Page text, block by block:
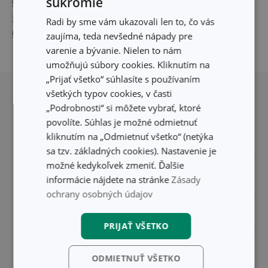
DELÍCIA (formát .pdf 2,7 MB)
639815 Kuchynská rukavice PRESTO (formát .pdf 2 MB)
Posunúť sa nahor
Pre zákazníkov
Zákaznícky servis TESCOMA
Všetko o nákupe
Doprava a spôsob platby
Spolupráca
Radi by sme vám ukazovali len to, čo vás
zaujíma, teda nevšedné nápady pre
varenie a bývanie. Nielen to nám
umožňujú súbory cookies. Kliknutím na
„Prijať všetko“ súhlasíte s používaním
všetkých typov cookies, v časti
„Podrobnosti“ si môžete vybrať, ktoré
povolíte. Súhlas je možné odmietnuť
kliknutím na „Odmietnuť všetko“ (netýka
sa tzv. základných cookies). Nastavenie je
možné kedykoľvek zmeniť. Ďalšie
informácie nájdete na stránkeZásady
ochrany osobných údajov
PRIJAŤ VŠETKO
ODMIETNUŤ VŠETKO